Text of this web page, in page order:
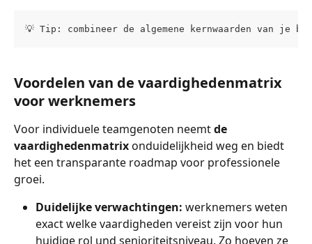
💡 Tip: combineer de algemene kernwaarden van
Voordelen van de vaardighedenmatrix
voor werknemers
Voor individuele teamgenoten neemt de
vaardighedenmatrix onduidelijkheid weg en biedt
het een transparante roadmap voor professionele
groei.
Duidelijke verwachtingen: werknemers weten
exact welke vaardigheden vereist zijn voor hun
huidige rol und senioriteitsniveau. Zo hoeven ze